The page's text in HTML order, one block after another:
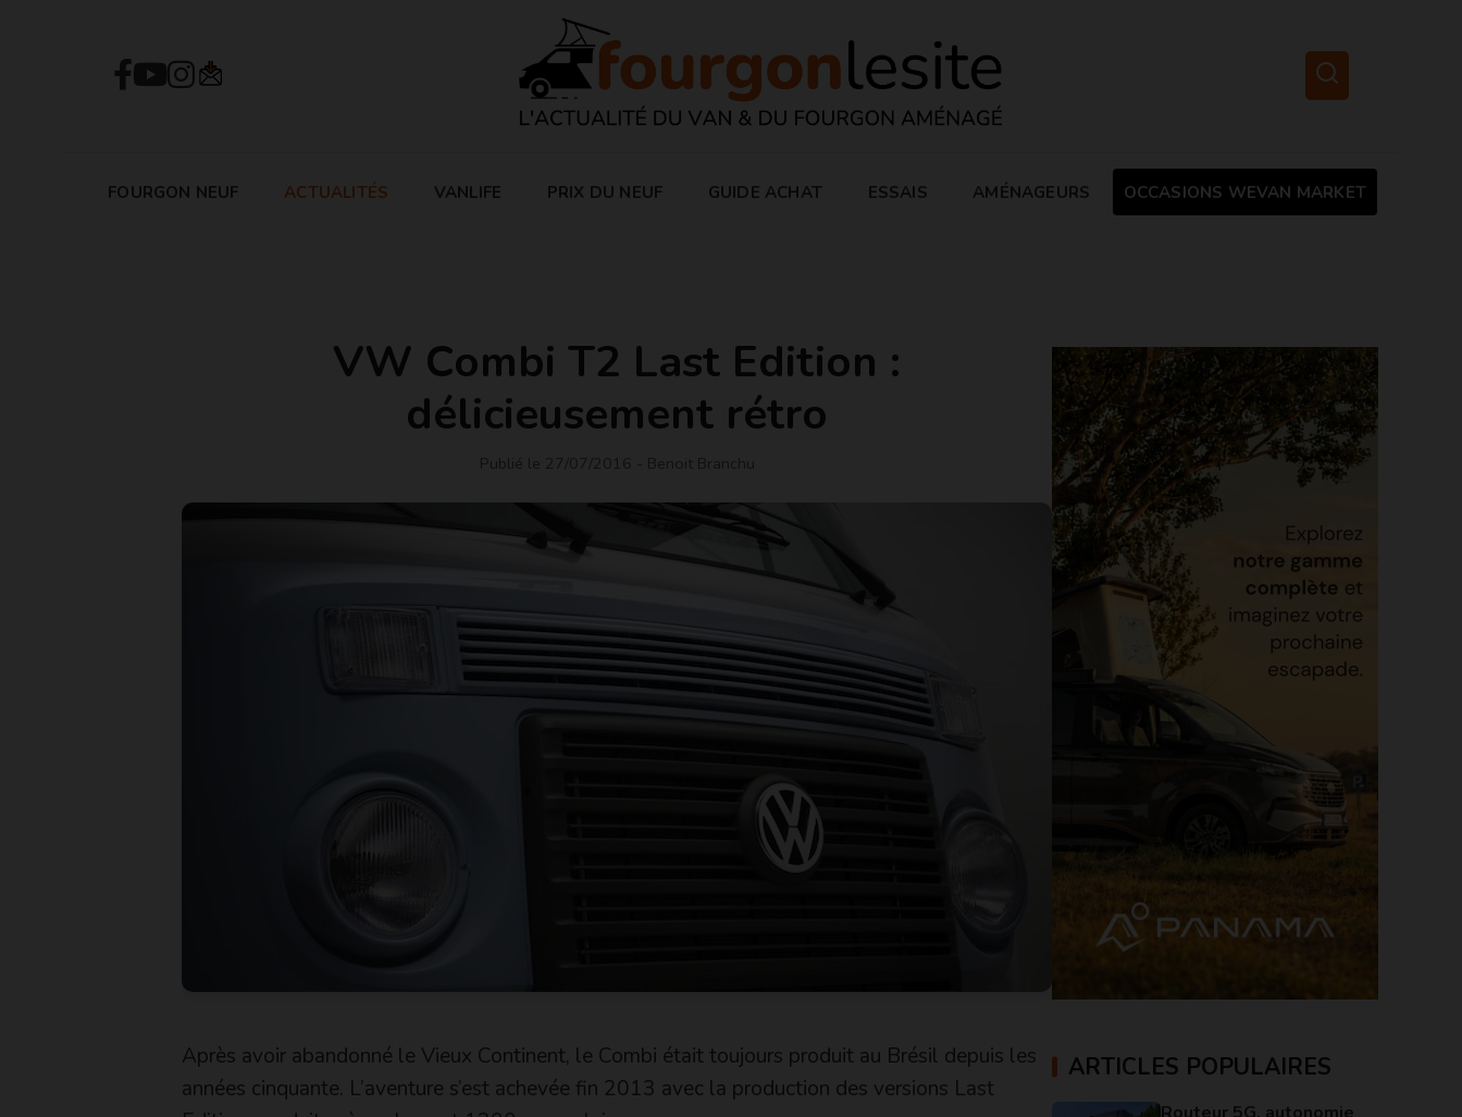
FOURGON NEUF ACTUALITÉS VANLIFE PRIX DU NEUF GUIDE ACHAT ESSAIS AMÉNAGEURS OCCASIONS WEVAN MARKET
VW Combi T2 Last Edition :
délicieusement rétro
Après avoir abandonné le Vieux Continent, le Combi était toujours produit au Brésil depuis les
années cinquante. L’aventure s’est achevée fin 2013 avec la production des versions Last
ARTICLES POPULAIRES